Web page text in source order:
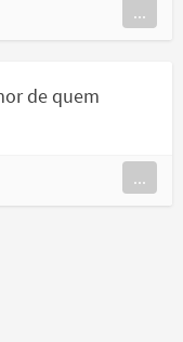
...
de quem
...